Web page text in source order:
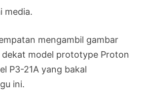
media.
mengambil gambar
dekat model prototype Proton
P3-21A yang bakal
ini.